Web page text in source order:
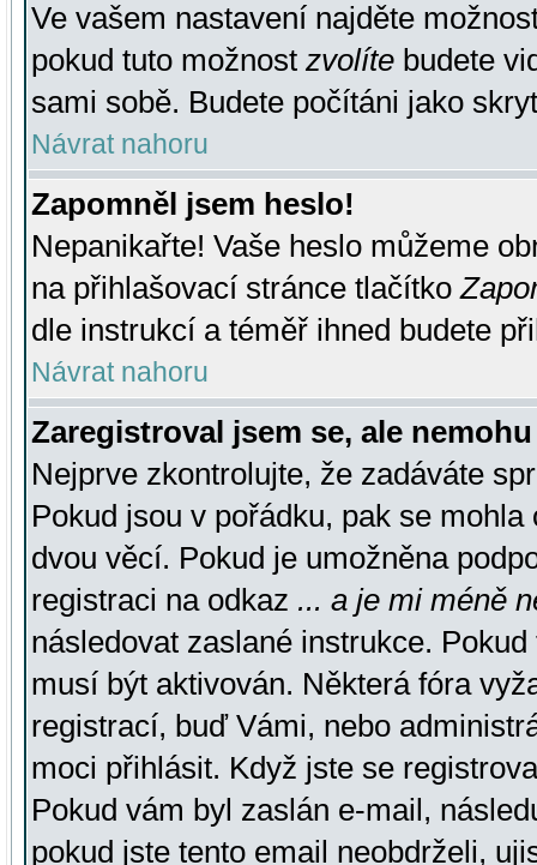
Ve vašem nastavení najděte
pokud tuto možnost zvolíte budete
sami sobě. Budete počítáni jako
Návrat nahoru
Zapomněl jsem heslo!
Nepanikařte! Vaše heslo můžeme
na přihlašovací stránce tlačítko
dle instrukcí a téměř ihned budete
Návrat nahoru
Zaregistroval jsem se, ale
Nejprve zkontrolujte, že zadáváte
Pokud jsou v pořádku, pak se
dvou věcí. Pokud je umožněna
registraci na odkaz ... a je mi méně
následovat zaslané instrukce.
musí být aktivován. Některá fóra
registrací, buď Vámi, nebo
moci přihlásit. Když jste se
Pokud vám byl zaslán e-mail,
pokud jste tento email neobdrželi,